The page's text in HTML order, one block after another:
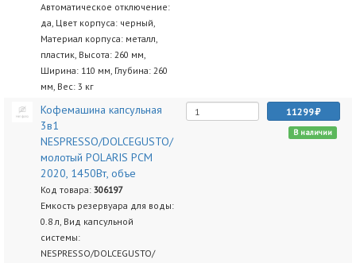
Автоматическое отключение:
да, Цвет корпуса: черный,
Материал корпуса: металл,
пластик, Высота: 260 мм,
Ширина: 110 мм, Глубина: 260
мм, Вес: 3 кг
Кофемашина капсульная
3в1
NESPRESSO/DOLCEGUSTO/
молотый POLARIS PCM
2020, 1450Вт, объе
Код товара: 306197
Емкость резервуара для воды:
0.8 л, Вид капсульной
системы:
NESPRESSO/DOLCEGUSTO/
11299
В наличии